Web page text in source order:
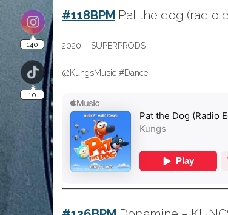
#118BPM Pat the dog (radio
2020 – SUPERPRODS
@KungsMusic #Dance
140
10